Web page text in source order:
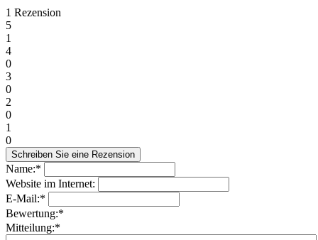
1 Rezension
5
1
4
0
3
0
2
0
1
0
Name:*
Website im Internet:
E-Mail:*
Bewertung:*
Mitteilung:*